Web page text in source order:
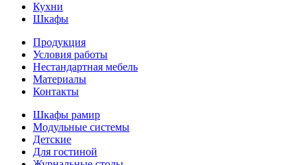
Кухни
Шкафы
Продукция
Условия работы
Нестандартная мебель
Материалы
Контакты
Шкафы рамир
Модульные системы
Детские
Для гостиной